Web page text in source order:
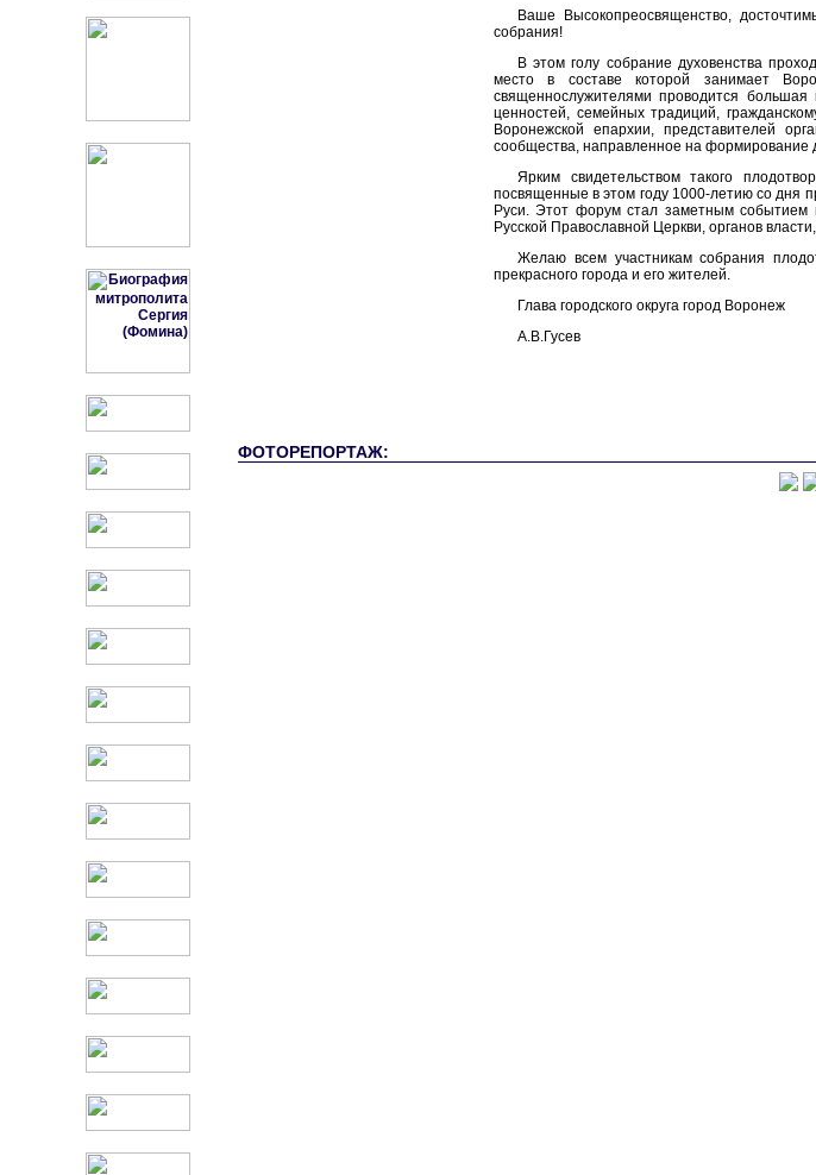
Ваше Высокопреосвященство,
собрания!
В этом голу собрание духовенства
место в составе которой занимает
священнослужителями проводится большая
ценностей, семейных традиций,
Воронежской епархии, представителей
сообщества, направленное на формирование
Ярким свидетельством такого
посвященные в этом году 1000-летию со дня
Руси. Этот форум стал заметным событием
Русской Православной Церкви, органов
Желаю всем участникам собрания
прекрасного города и его жителей.
Глава городского округа город Воронеж
А.В.Гусев
ФОТОРЕПОРТАЖ: